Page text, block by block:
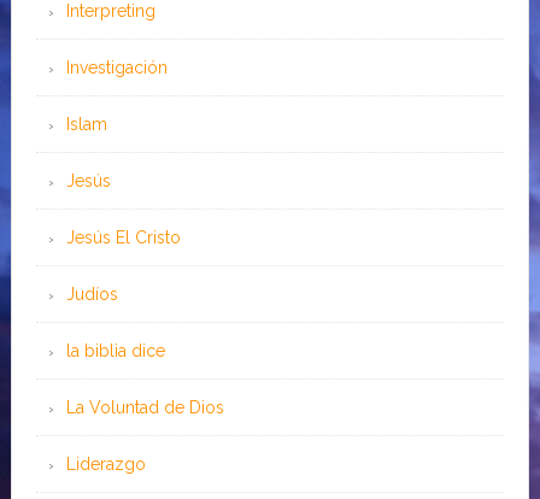
Interpreting
Investigación
Islam
Jesús
Jesús El Cristo
Judíos
la biblia dice
La Voluntad de Dios
Liderazgo